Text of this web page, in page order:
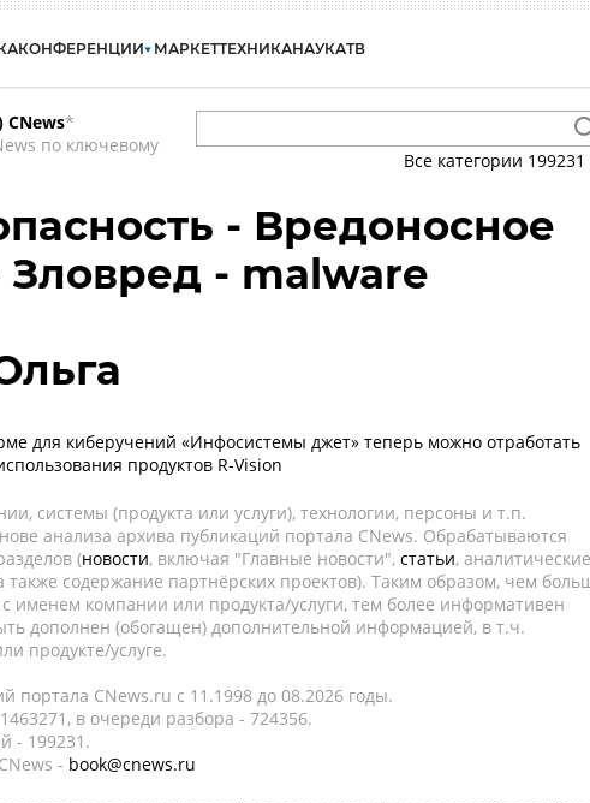
КОНФЕРЕНЦИИ МАРКЕТТЕХНИКАНАУКАТВ
CNews*
по ключевому
Все категории 199231
- Вредоносное
- malware
для киберучений «Инфосистемы джет» теперь можно отработать
продуктов R-Vision
системы (продукта или услуги), технологии, персоны и т.п.
анализа архива публикаций портала CNews. Обрабатываются
(новости, включая "Главные новости", статьи, аналитические
содержание партнёрских проектов). Таким образом, чем
именем компании или продукта/услуги, тем более информативен
дополнен (обогащен) дополнительной информацией, в т.ч.
продукте/услуге.
портала CNews.ru c 11.1998 до 08.2026 годы.
в очереди разбора - 724356.
- 199231.
- book@cnews.ru